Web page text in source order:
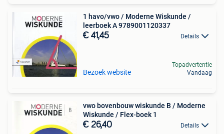
1 havo/vwo / Moderne Wiskunde /
leerboek A 9789001120337
€ 41,45 Details
Bezoek website
Topadvertentie
Vandaag
vwo bovenbouw wiskunde B / Moderne
Wiskunde / Flex-boek 1
€ 26,40 Details